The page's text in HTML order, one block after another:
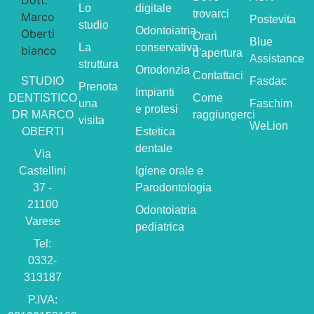
STUDIO
DENTISTICO
DR MARCO
OBERTI
Via
Castellini
37 -
21100
Varese
Tel:
0332-
313187
P.IVA:
Lo
studio
La
struttura
Prenota
una
visita
digitale
Odontoiatria
conservativa
Ortodonzia
Impianti
e protesi
Estetica
dentale
Igiene orale e
Parodontologia
Odontoiatria
pediatrica
trovarci
Orari
d'apertura
Contattaci
Come
raggiungerci
Postevita
Blue
Assistance
Fasdac
Faschim
WeLion